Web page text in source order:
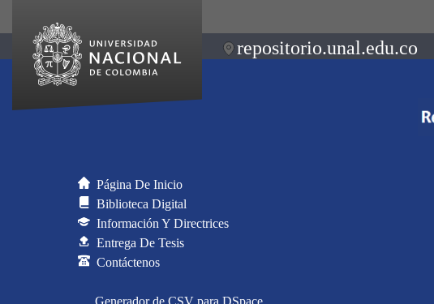
repositorio.unal.edu.co
Página De Inicio
Biblioteca Digital
Información Y Directrices
Entrega De Tesis
Contáctenos
Generador de CSV para DSpace